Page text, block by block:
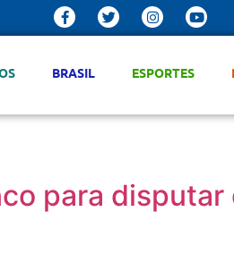
BRASIL ESPORTES
para disputar